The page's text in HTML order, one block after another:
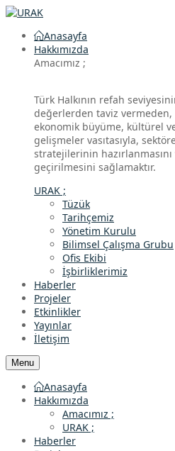
Anasayfa
Hakkımızda
Amacımız ;
Türk Halkının refah
değerlerden taviz vermeden,
ekonomik büyüme, kültürel
gelişmeler vasıtasıyla,
stratejilerinin
geçirilmesini sağlamaktır.
URAK ;
Tüzük
Tarihçemiz
Yönetim Kurulu
Bilimsel Çalışma Grubu
Ofis Ekibi
İşbirliklerimiz
Haberler
Projeler
Etkinlikler
Yayınlar
İletişim
Menu
Anasayfa
Hakkımızda
Amacımız ;
URAK ;
Haberler